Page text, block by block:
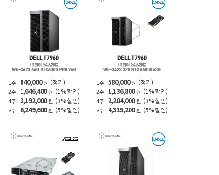
1주 840,000 원 (정가)
2주 1,646,400 원 (1% 할인)
4주 3,192,000 원 (3% 할인)
8주 6,249,600 원 (5% 할인)
1주 580,000 원 (정가)
2주 1,136,800 원 (1% 할인)
4주 2,204,000 원 (3% 할인)
8주 4,315,200 원 (5% 할인)